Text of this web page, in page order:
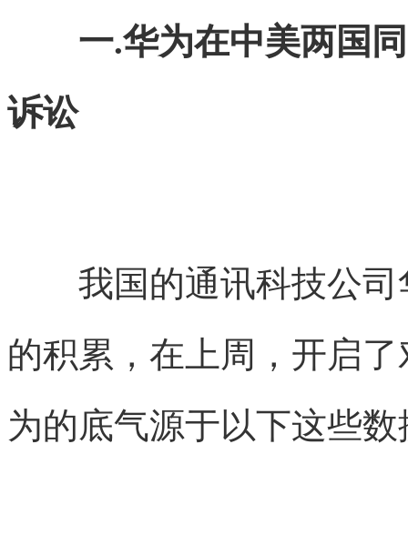
一.华为在中美两国
诉讼
我国的通讯科技公司
的积累，在上周，开启
为的底气源于以下这些数